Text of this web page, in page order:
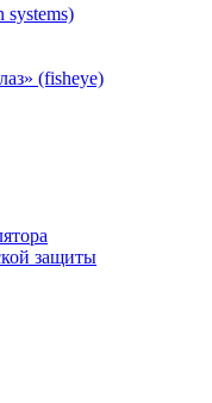
systems)
(fisheye)
защиты